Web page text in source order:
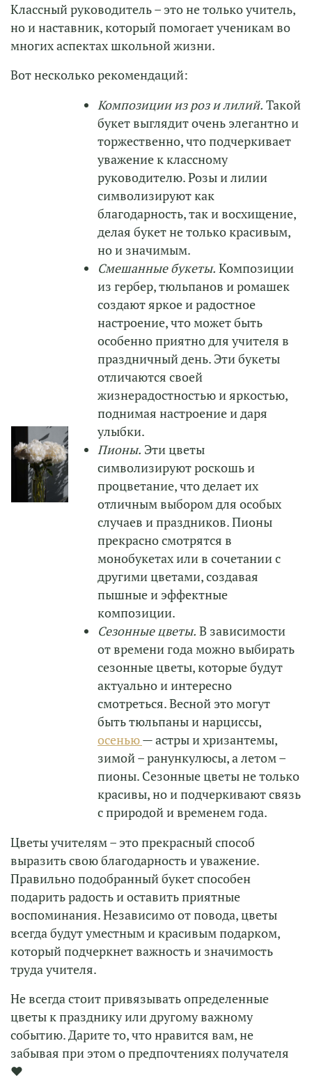
Классный руководитель – это не только учитель,
но и наставник, который помогает ученикам во
многих аспектах школьной жизни.
Вот несколько рекомендаций:
Композиции из роз и лилий. Такой
букет выглядит очень элегантно и
торжественно, что подчеркивает
уважение к классному
руководителю. Розы и лилии
символизируют как
благодарность, так и восхищение,
делая букет не только красивым,
но и значимым.
Смешанные букеты. Композиции
из гербер, тюльпанов и ромашек
создают яркое и радостное
настроение, что может быть
особенно приятно для учителя в
праздничный день. Эти букеты
отличаются своей
жизнерадостностью и яркостью,
поднимая настроение и даря
улыбки.
Пионы. Эти цветы
символизируют роскошь и
процветание, что делает их
отличным выбором для особых
случаев и праздников. Пионы
прекрасно смотрятся в
монобукетах или в сочетании с
другими цветами, создавая
пышные и эффектные
композиции.
Сезонные цветы. В зависимости
от времени года можно выбирать
сезонные цветы, которые будут
актуально и интересно
смотреться. Весной это могут
быть тюльпаны и нарциссы,
осенью— астры и хризантемы,
зимой – ранункулюсы, а летом –
пионы. Сезонные цветы не только
красивы, но и подчеркивают связь
с природой и временем года.
Цветы учителям – это прекрасный способ
выразить свою благодарность и уважение.
Правильно подобранный букет способен
подарить радость и оставить приятные
воспоминания. Независимо от повода, цветы
всегда будут уместным и красивым подарком,
который подчеркнет важность и значимость
труда учителя.
Не всегда стоит привязывать определенные
цветы к празднику или другому важному
событию. Дарите то, что нравится вам, не
забывая при этом о предпочтениях получателя
❤️